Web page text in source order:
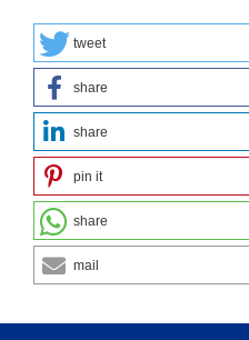
tweet
share
share
pin it
share
mail